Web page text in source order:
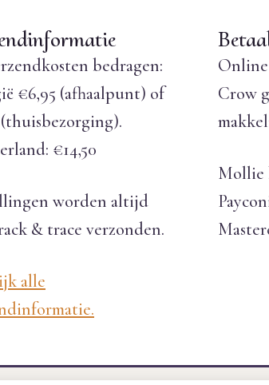
bedragen:
€6,95 (afhaalpunt) of
(thuisbezorging).
€14,50
worden altijd
& trace verzonden.
alle
Crow
Mollie